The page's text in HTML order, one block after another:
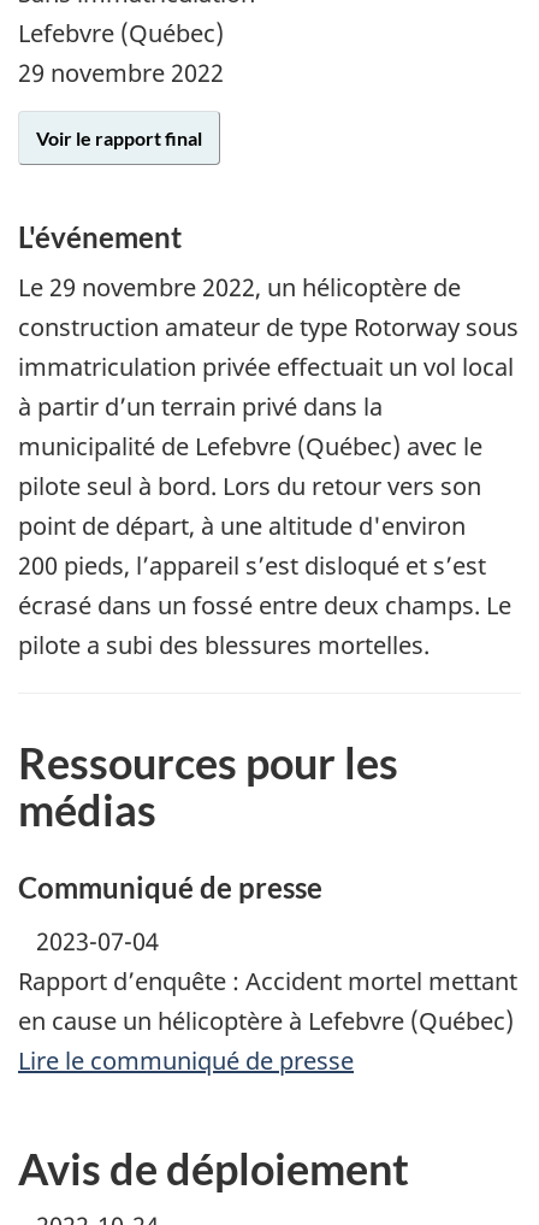
Lefebvre (Québec)
29 novembre 2022
Voir le rapport final
L'événement
Le 29 novembre 2022, un hélicoptère de
construction amateur de type Rotorway sous
immatriculation privée effectuait un vol local
à partir d’un terrain privé dans la
municipalité de Lefebvre (Québec) avec le
pilote seul à bord. Lors du retour vers son
point de départ, à une altitude d'environ
200 pieds, l’appareil s’est disloqué et s’est
écrasé dans un fossé entre deux champs. Le
pilote a subi des blessures mortelles.
Ressources pour les
médias
Communiqué de presse
2023-07-04
Rapport d’enquête : Accident mortel mettant
en cause un hélicoptère à Lefebvre (Québec)
Lire le communiqué de presse
Avis de déploiement